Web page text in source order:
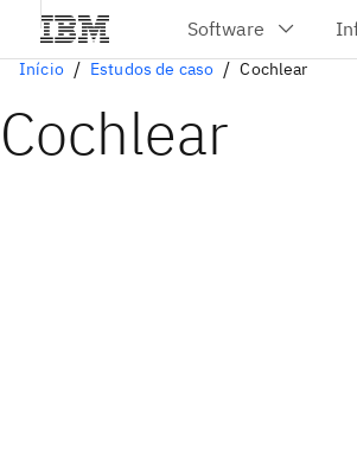
Início Estudos de caso Cochlear
Cochlear